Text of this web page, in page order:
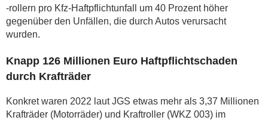
-rollern pro Kfz-Haftpflichtunfall um 40 Prozent höher
gegenüber den Unfällen, die durch Autos verursacht
wurden.
Knapp 126 Millionen Euro Haftpflichtschaden
durch Krafträder
Konkret waren 2022 laut JGS etwas mehr als 3,37 Millionen
Krafträder (Motorräder) und Kraftroller (WKZ 003) im